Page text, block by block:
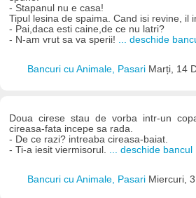
- Stapanul nu e casa!
Tipul lesina de spaima. Cand isi revine, il
- Pai,daca esti caine,de ce nu latri?
- N-am vrut sa va sperii! ... deschide
Bancuri cu Animale, Pasari Marți, 14
Doua cirese stau de vorba intr-un
cireasa-fata incepe sa rada.
- De ce razi? intreaba cireasa-baiat.
- Ti-a iesit viermisorul.
... deschide bancul
Bancuri cu Animale, Pasari Miercuri,